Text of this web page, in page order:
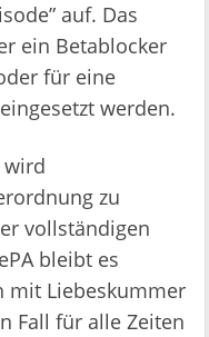
auf. Das
ein Betablocker
für eine
werden.
wird
zu
vollständigen
bleibt es
mit Liebeskummer
Fall für alle Zeiten